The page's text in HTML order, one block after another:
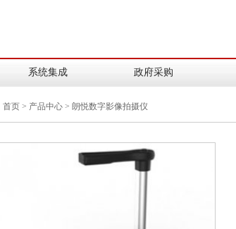
系统集成 政府采购
首页 > 产品中心 > 朗悦数字影像拍摄仪